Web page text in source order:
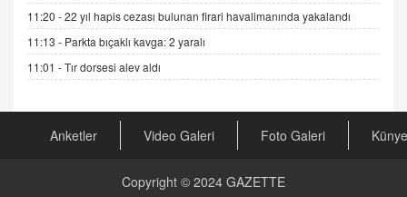
AV. RÜMEYSA ÖZKALE
Kira Uyuşmazlıklarında Dava Açmadan Önce
Arabulucuya Başvuru Şartı
CAN UĞURATEŞ
Değişen yapısıyla Suriye
11:20 -22 yıl hapis cezası bulunan firari havalimanında yakalandı
11:13 - Parkta bıçaklı kavga: 2 yaralı
11:01 -Tır dorsesi alev aldı
Anketler Video Galeri Foto Galeri Künye
Copyright © 2024 GAZETTE